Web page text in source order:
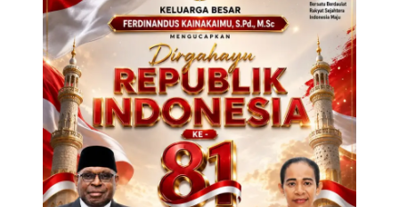
Merauke
Berhasil
Grebek
Pabrik
Miras
Jenis
Sopi